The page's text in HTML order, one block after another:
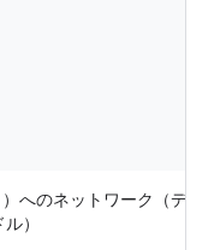
へのネットワーク（デー
）